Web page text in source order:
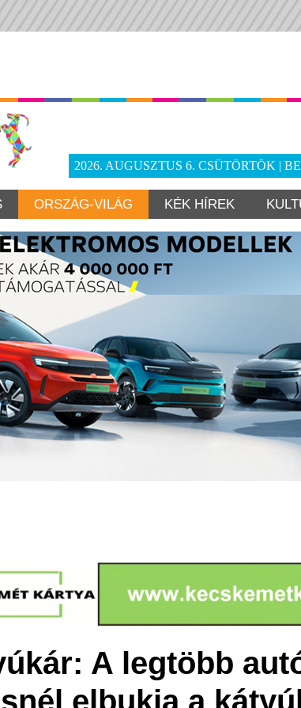
2026. AUGUSZTUS 6. CSÜTÖRTÖK |
ORSZÁG-VILÁG KÉK HÍREK
A legtöbb